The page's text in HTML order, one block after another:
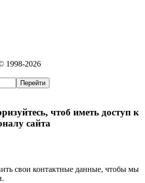
1998-2026
чтоб иметь доступ к
сайта
свои контактные данные, чтобы мы